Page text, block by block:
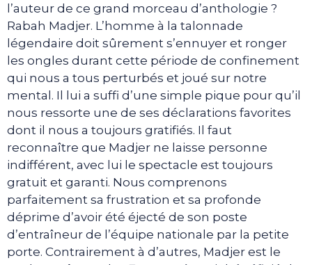
l’auteur de ce grand morceau d’anthologie ?
Rabah Madjer. L’homme à la talonnade
légendaire doit sûrement s’ennuyer et ronger
les ongles durant cette période de confinement
qui nous a tous perturbés et joué sur notre
mental. Il lui a suffi d’une simple pique pour qu’il
nous ressorte une de ses déclarations favorites
dont il nous a toujours gratifiés. Il faut
reconnaître que Madjer ne laisse personne
indifférent, avec lui le spectacle est toujours
gratuit et garanti. Nous comprenons
parfaitement sa frustration et sa profonde
déprime d’avoir été éjecté de son poste
d’entraîneur de l’équipe nationale par la petite
porte. Contrairement à d’autres, Madjer est le